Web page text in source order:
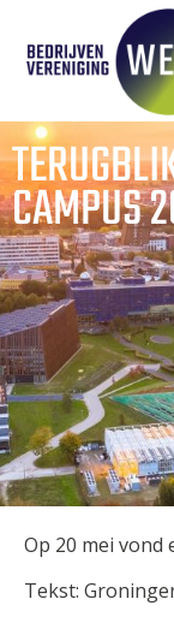
CAMPUS
Op 20 mei vond
Tekst: